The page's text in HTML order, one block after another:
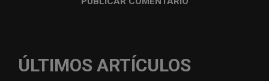
ÚLTIMOS ARTÍCULOS